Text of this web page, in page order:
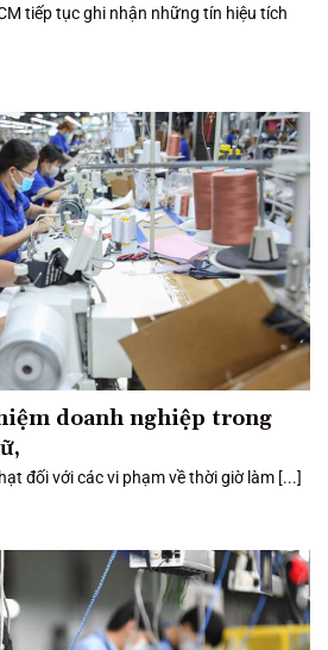
tiếp tục ghi nhận những tín hiệu tích
doanh nghiệp trong
đối với các vi phạm về thời giờ làm [...]